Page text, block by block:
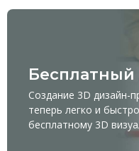
Бесплатный
Создание 3D дизайн-
теперь легко и
бесплатному 3D